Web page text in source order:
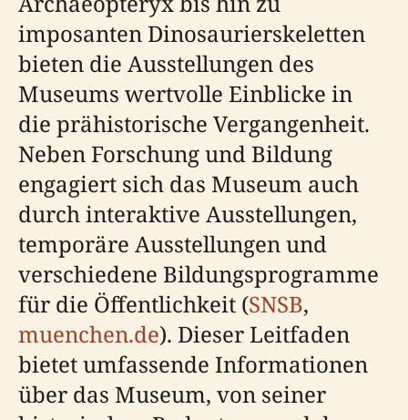
imposanten Dinosaurierskeletten
bieten die Ausstellungen des
Museums wertvolle Einblicke in
die prähistorische Vergangenheit.
Neben Forschung und Bildung
engagiert sich das Museum auch
durch interaktive Ausstellungen,
temporäre Ausstellungen und
verschiedene Bildungsprogramme
für die Öffentlichkeit (SNSB,
muenchen.de). Dieser Leitfaden
bietet umfassende Informationen
über das Museum, von seiner